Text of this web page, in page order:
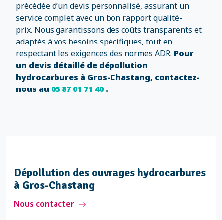
précédée d’un devis personnalisé, assurant un
service complet avec un bon rapport qualité-
prix. Nous garantissons des coûts transparents et
adaptés à vos besoins spécifiques, tout en
respectant les exigences des normes ADR. Pour
un devis détaillé de dépollution
hydrocarbures à Gros-Chastang, contactez-
nous au 05 87 01 71 40.
Dépollution des ouvrages hydrocarbures
à Gros-Chastang
Nous contacter